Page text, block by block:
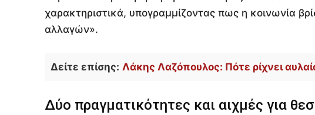
χαρακτηριστικά, υπογραμμίζοντας πως η κοινωνία
αλλαγών».
Δείτε επίσης: Λάκης Λαζόπουλος: Πότε ρίχνει
Δύο πραγματικότητες και αιχμές για